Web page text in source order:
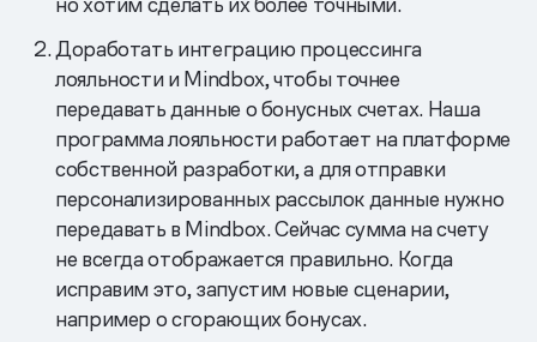
Доработать интеграцию процессинга
лояльности и Mindbox, чтобы точнее
передавать данные о бонусных счетах. Наша
программа лояльности работает на платформе
собственной разработки, а для отправки
персонализированных рассылок данные нужно
передавать в Mindbox. Сейчас сумма на счету
не всегда отображается правильно. Когда
исправим это, запустим новые сценарии,
например о сгорающих бонусах.